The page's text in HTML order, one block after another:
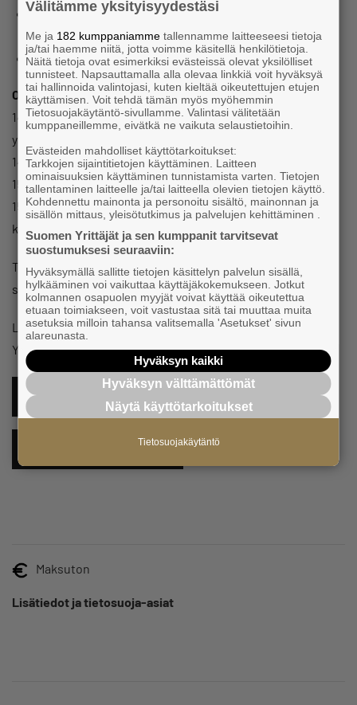
kouluttaa työntekijöitä yhteistyössä toisten yritysten ja
oppilaitosten kanssa yrityksesi tarpeisiin
saada tukea rekrytoinnin jälkeen
OHJELMA
14.00 TE-toimiston ja Uudenmaan ELY-keskuksen palvelut
yrittäjille
14.40 Yrittäjän näkökulma
15.00 Työllistyneen näkökulma
15.15 Asiantuntijat vastaavat: Aikaa kysymyksille ja
keskustelulle
Tilaisuus on tarkoitettu henkilöstöä palkkaaville yrittäjille
sekä yritysten rekrytoinnista vastaaville tahoille.
Lisätietoa: Sari Laitinen, verkostopäällikkö, Suomen
Yrittäjät, p. 040 538 4602, sari.laitinen@yrittajat.fi
ILMOITTAUDU TÄSTÄ MUKAAN
LISÄÄ KALENTERIIN
Maksuton
Lisätiedot ja tietosuoja-asiat
Välitämme yksityisyydestäsi
Me ja 182 kumppaniamme tallennamme laitteeseesi tietoja
ja/tai haemme niitä, jotta voimme käsitellä henkilötietoja.
Näitä tietoja ovat esimerkiksi evästeissä olevat yksilölliset
tunnisteet. Napsauttamalla alla olevaa linkkiä voit hyväksyä
tai hallinnoida valintojasi, kuten kieltää oikeutettujen etujen
käyttämisen. Voit tehdä tämän myös myöhemmin
Tietosuojakäytäntö-sivullamme. Valintasi välitetään
kumppaneillemme, eivätkä ne vaikuta selaustietoihin.
Evästeiden mahdolliset käyttötarkoitukset:
Tarkkojen sijaintitietojen käyttäminen. Laitteen
ominaisuuksien käyttäminen tunnistamista varten. Tietojen
tallentaminen laitteelle ja/tai laitteella olevien tietojen käyttö.
Kohdennettu mainonta ja personoitu sisältö, mainonnan ja
sisällön mittaus, yleisötutkimus ja palvelujen kehittäminen .
Suomen Yrittäjät ja sen kumppanit tarvitsevat
suostumuksesi seuraaviin:
Hyväksymällä sallitte tietojen käsittelyn palvelun sisällä,
hylkääminen voi vaikuttaa käyttäjäkokemukseen. Jotkut
kolmannen osapuolen myyjät voivat käyttää oikeutettua
etuaan toimiakseen, voit vastustaa sitä tai muuttaa muita
asetuksia milloin tahansa valitsemalla 'Asetukset' sivun
alareunasta.
Hyväksyn kaikki
Hyväksyn välttämättömät
Näytä käyttötarkoitukset
Tietosuojakäytäntö